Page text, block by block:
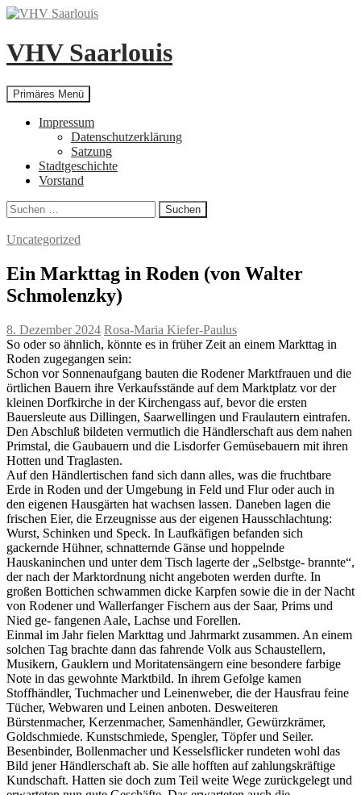
Zum
springen
VHV Saarlouis
Suchen
Primäres Menü
Impressum
Datenschutzerklärung
Satzung
Stadtgeschichte
Vorstand
Suchen
nach:
Uncategorized
Ein Markttag in Roden (von Walter
Schmolenzky)
8. Dezember 2024 Rosa-Maria Kiefer-Paulus
So oder so ähnlich, könnte es in früher Zeit an einem Markttag in
Roden zugegangen sein:
Schon vor Sonnenaufgang bauten die Rodener Marktfrauen und die
örtlichen Bauern ihre Verkaufsstände auf dem Marktplatz vor der
kleinen Dorfkirche in der Kirchengass auf, bevor die ersten
Bauersleute aus Dillingen, Saarwellingen und Fraulautern eintrafen.
Den Abschluß bildeten vermutlich die Händlerschaft aus dem nahen
Primstal, die Gaubauern und die Lisdorfer Gemüsebauern mit ihren
Hotten und Traglasten.
Auf den Händlertischen fand sich dann alles, was die fruchtbare
Erde in Roden und der Umgebung in Feld und Flur oder auch in
den eigenen Hausgärten hat wachsen lassen. Daneben lagen die
frischen Eier, die Erzeugnisse aus der eigenen Hausschlachtung:
Wurst, Schinken und Speck. In Laufkäfigen befanden sich
gackernde Hühner, schnatternde Gänse und hoppelnde
Hauskaninchen und unter dem Tisch lagerte der „Selbstge- brannte“,
der nach der Marktordnung nicht angeboten werden durfte. In
großen Bottichen schwammen dicke Karpfen sowie die in der Nacht
von Rodener und Wallerfanger Fischern aus der Saar, Prims und
Nied ge- fangenen Aale, Lachse und Forellen.
Einmal im Jahr fielen Markttag und Jahrmarkt zusammen. An einem
solchen Tag brachte dann das fahrende Volk aus Schaustellern,
Musikern, Gauklern und Moritatensängern eine besondere farbige
Note in das gewohnte Marktbild. In ihrem Gefolge kamen
Stoffhändler, Tuchmacher und Leinenweber, die der Hausfrau feine
Tücher, Webwaren und Leinen anboten. Desweiteren
Bürstenmacher, Kerzenmacher, Samenhändler, Gewürzkrämer,
Goldschmiede. Kunstschmiede, Spengler, Töpfer und Seiler.
Besenbinder, Bollenmacher und Kesselsflicker rundeten wohl das
Bild jener Händlerschaft ab. Sie alle hofften auf zahlungskräftige
Kundschaft. Hatten sie doch zum Teil weite Wege zurückgelegt und